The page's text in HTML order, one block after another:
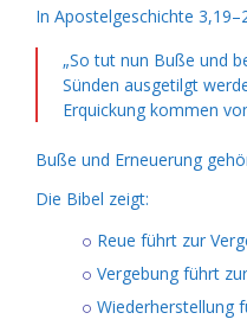
In Apostelgeschichte
„So tut nun Buße und
Sünden ausgetilgt
Erquickung kommen
Buße und Erneuerung
Die Bibel zeigt:
Reue führt zur
Vergebung führt
Wiederherstellung